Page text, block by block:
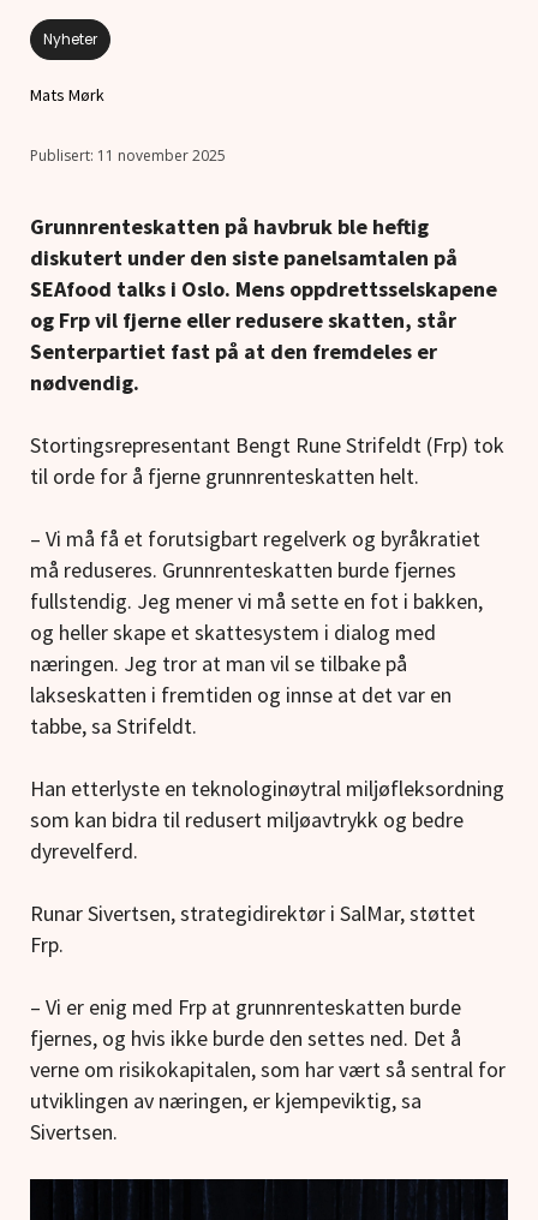
Nyheter
Mats Mørk
11 november 2025
Grunnrenteskatten på havbruk ble heftig
diskutert under den siste panelsamtalen på
SEAfood talks i Oslo. Mens oppdrettsselskapene
og Frp vil fjerne eller redusere skatten, står
Senterpartiet fast på at den fremdeles er
nødvendig.
Stortingsrepresentant Bengt Rune Strifeldt (Frp) tok
til orde for å fjerne grunnrenteskatten helt.
– Vi må få et forutsigbart regelverk og byråkratiet
må reduseres. Grunnrenteskatten burde fjernes
fullstendig. Jeg mener vi må sette en fot i bakken,
og heller skape et skattesystem i dialog med
næringen. Jeg tror at man vil se tilbake på
lakseskatten i fremtiden og innse at det var en
tabbe, sa Strifeldt.
Han etterlyste en teknologinøytral miljøfleksordning
som kan bidra til redusert miljøavtrykk og bedre
dyrevelferd.
Runar Sivertsen, strategidirektør i SalMar, støttet
Frp.
– Vi er enig med Frp at grunnrenteskatten burde
fjernes, og hvis ikke burde den settes ned. Det å
verne om risikokapitalen, som har vært så sentral for
utviklingen av næringen, er kjempeviktig, sa
Sivertsen.